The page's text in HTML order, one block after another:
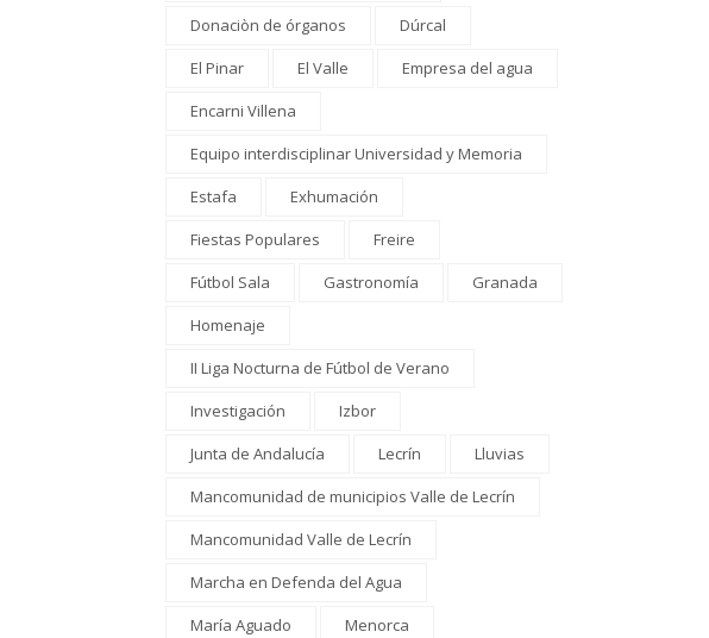
Donaciòn de órganos
Dúrcal
El Pinar
El Valle
Empresa del agua
Encarni Villena
Equipo interdisciplinar Universidad y Memoria
Estafa
Exhumación
Fiestas Populares
Freire
Fútbol Sala
Gastronomía
Granada
Homenaje
II Liga Nocturna de Fútbol de Verano
Investigación
Izbor
Junta de Andalucía
Lecrín
Lluvias
Mancomunidad de municipios Valle de Lecrín
Mancomunidad Valle de Lecrín
Marcha en Defenda del Agua
María Aguado
Menorca